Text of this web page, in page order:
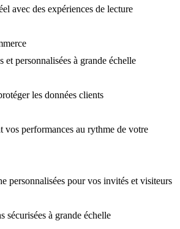
avec des expériences de lecture
et personnalisées à grande échelle
les données clients
vos performances au rythme de votre
personnalisées pour vos invités et visiteurs
sécurisées à grande échelle